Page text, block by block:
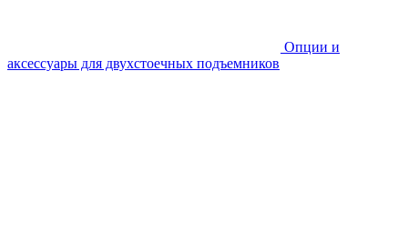
Опции и
аксессуары для двухстоечных подъемников